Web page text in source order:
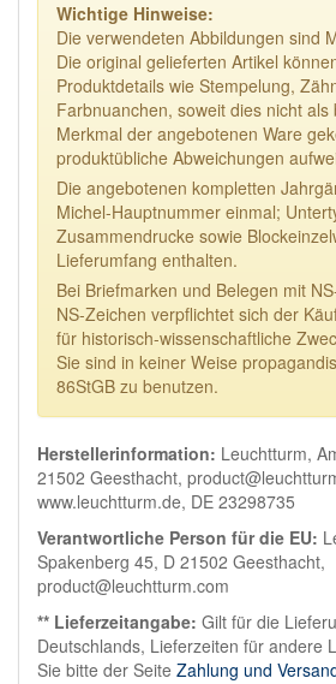
Wichtige Hinweise:
Die verwendeten Abbildungen sind
Die original gelieferten Artikel
Produktdetails wie Stempelung,
Farbnuanchen, soweit dies nicht als
Merkmal der angebotenen Ware
produktübliche Abweichungen
Die angebotenen kompletten
Michel-Hauptnummer einmal;
Zusammendrucke sowie
Lieferumfang enthalten.
Bei Briefmarken und Belegen mit
NS-Zeichen verpflichtet sich der
für historisch-wissenschaftliche
Sie sind in keiner Weise
86StGB zu benutzen.
Herstellerinformation: Leuchtturm,
21502 Geesthacht,
www.leuchtturm.de, DE 23298735
Verantwortliche Person für die EU:
Spakenberg 45, D 21502 Geesthacht,
product@leuchtturm.com
** Lieferzeitangabe: Gilt für die
Deutschlands, Lieferzeiten für andere
Sie bitte der Seite Zahlung und